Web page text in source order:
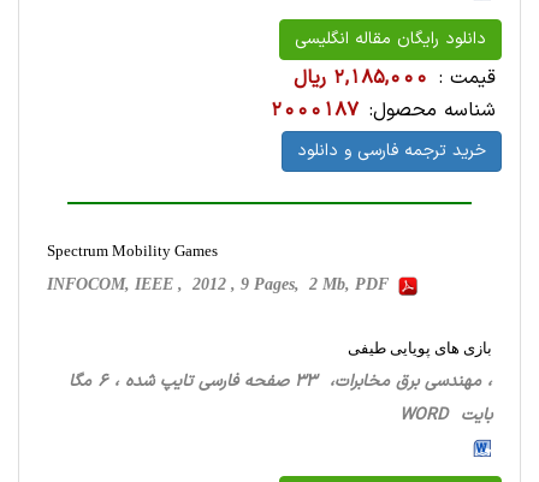
دانلود رایگان مقاله انگلیسی
قیمت : 2,185,000 ریال
شناسه محصول: 2000187
خرید ترجمه فارسی و دانلود
Spectrum Mobility Games
INFOCOM, IEEE , 2012 , 9 Pages, 2 Mb, PDF
بازی های پویایی طیفی
، مهندسی برق مخابرات، 33 صفحه فارسی تایپ شده ، 6 مگا
بایت WORD